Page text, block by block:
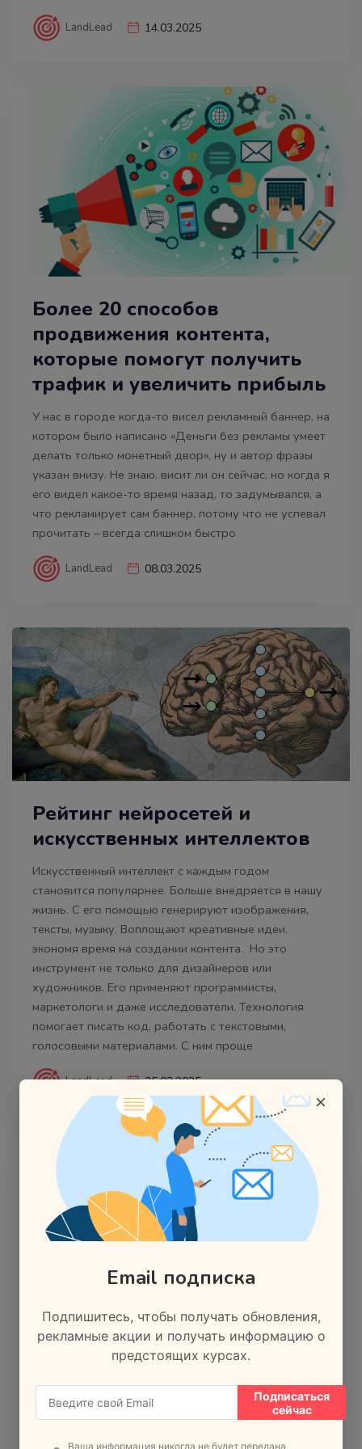
LandLead 14.03.2025
Более 20 способов
продвижения контента,
которые помогут получить
трафик и увеличить прибыль
У нас в городе когда-то висел рекламный баннер, на
котором было написано «Деньги без рекламы умеет
делать только монетный двор», ну и автор фразы
указан внизу. Не знаю, висит ли он сейчас, но когда я
его видел какое-то время назад, то задумывался, а
что рекламирует сам баннер, потому что не успевал
прочитать – всегда слишком быстро
LandLead 08.03.2025
Рейтинг нейросетей и
искусственных интеллектов
Искусственный интеллект с каждым годом
становится популярнее. Больше внедряется в нашу
жизнь. С его помощью генерируют изображения,
тексты, музыку. Воплощают креативные идеи,
экономя время на создании контента. Но это
инструмент не только для дизайнеров или
художников. Его применяют программисты,
маркетологи и даже исследователи. Технология
помогает писать код, работать с текстовыми,
голосовыми материалами. С ним проще
LandLead 25.02.2025
Локальное SEO в Яндексе:
продвижения в регионах
в 2025 году
В современном цифровом мире локальное SEO
×
Email подписка
Подпишитесь, чтобы получать обновления,
рекламные акции и получать информацию о
предстоящих курсах.
Подписаться
сейчас
Ваша информация никогда не будет передана